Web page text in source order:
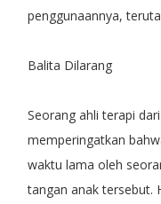
penggunaannya,
Balita Dilarang
Seorang ahli terapi
memperingatkan
waktu lama oleh
tangan anak tersebut.